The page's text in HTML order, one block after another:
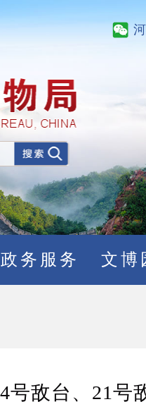
政务服务 文博
敌台、21号